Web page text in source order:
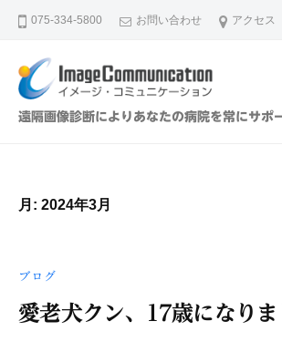
075-334-5800 お問い合わせ アクセス
イ
・
ミ
ニ
遠隔画像診断によりあなたの病院を常にサポ
月: 2024年3月
ブログ
愛老犬クン、17歳になりま
メ
ジ
・
コ
ケ
ン
（